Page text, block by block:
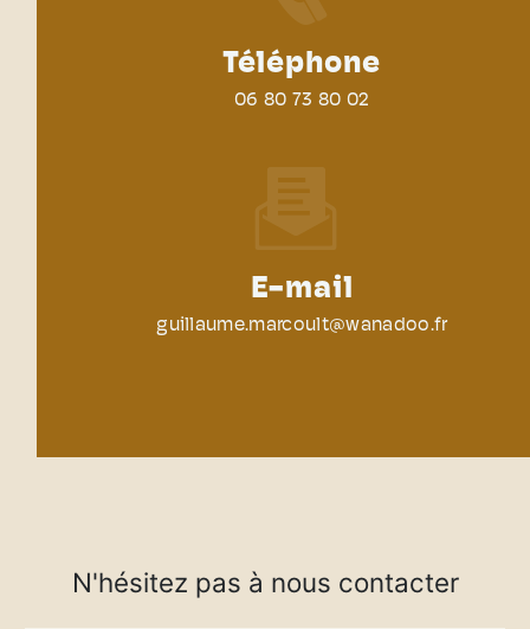
Téléphone
06 80 73 80 02
E-mail
guillaume.marcoult@wanadoo.fr
N'hésitez pas à nous contacter